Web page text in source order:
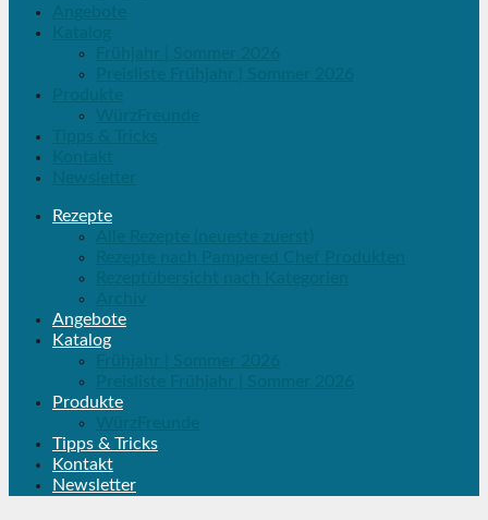
Rezepte
Angebote
Katalog
Produkte
Tipps & Tricks
Kontakt
Newsletter